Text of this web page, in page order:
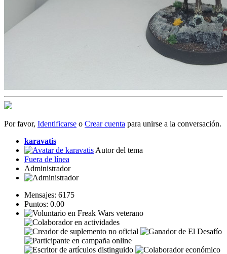
Por favor, Identificarse o Crear cuenta para unirse a la conversación.
karavatis
Autor del tema
Fuera de línea
Administrador
Mensajes: 6175
Puntos: 0.00